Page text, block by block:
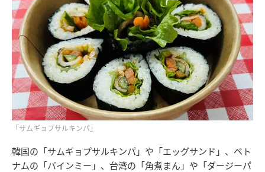
「サムギョプサルキンパ」
韓国の「サムギョプサルキンパ」や「エッグサンド」、ベト
ナムの「バインミー」、台湾の「角煮まん」や「ダージーパ